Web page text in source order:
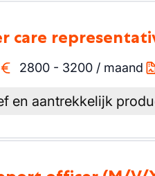
care
2800 - 3200 / maand
en aantrekkelijk